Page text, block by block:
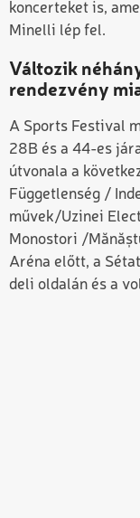
koncerteket is,
Minelli lép fel.
Változik
rendezvény
A Sports Festival
28B és a 44-es
útvonala a
Függetlenség /
művek/Uzinei
Monostori /
Aréna előtt, a
deli oldalán és a